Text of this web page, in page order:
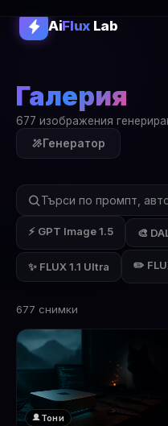
AiFluxLab
Галерия
677 изображения
Генератор
⚡ GPT Image 1.5 🎨
✨ FLUX 1.1 Ultra ✏️
677 снимки
Тони